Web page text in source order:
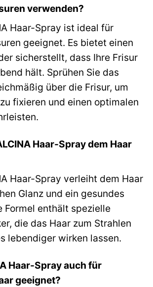
verwenden?
Haar-Spray ist ideal für
geeignet. Es bietet einen
sicherstellt, dass Ihre Frisur
hält. Sprühen Sie das
über die Frisur, um
fixieren und einen optimalen
Haar-Spray dem Haar
Haar-Spray verleiht dem Haar
Glanz und ein gesundes
Formel enthält spezielle
die das Haar zum Strahlen
lebendiger wirken lassen.
Haar-Spray auch für
geeignet?